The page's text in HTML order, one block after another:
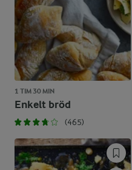
1 TIM 30 MIN
Enkelt bröd
(465)